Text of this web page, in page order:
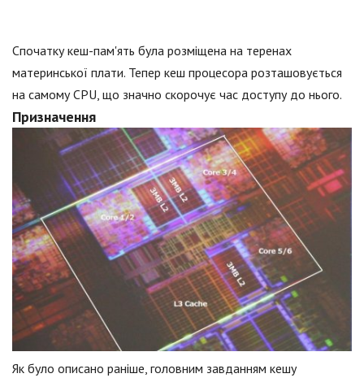
Спочатку кеш-пам'ять була розміщена на теренах
материнської плати. Тепер кеш процесора розташовується
на самому CPU, що значно скорочує час доступу до нього.
Призначення
Як було описано раніше, головним завданням кешу